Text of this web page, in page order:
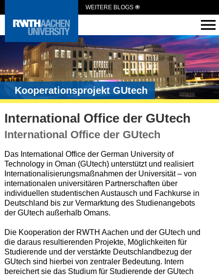
WEITERE BLOGS
Kooperationsprojekt GUtech
International Office der GUtech
International Office der GUtech
Das International Office der German University of
Technology in Oman (GUtech) unterstützt und realisiert
Internationalisierungsmaßnahmen der Universität – von
internationalen universitären Partnerschaften über
individuellen studentischen Austausch und Fachkurse in
Deutschland bis zur Vermarktung des Studienangebots
der GUtech außerhalb Omans.
Die Kooperation der RWTH Aachen und der GUtech und
die daraus resultierenden Projekte, Möglichkeiten für
Studierende und der verstärkte Deutschlandbezug der
GUtech sind hierbei von zentraler Bedeutung. Intern
bereichert sie das Studium für Studierende der GUtech